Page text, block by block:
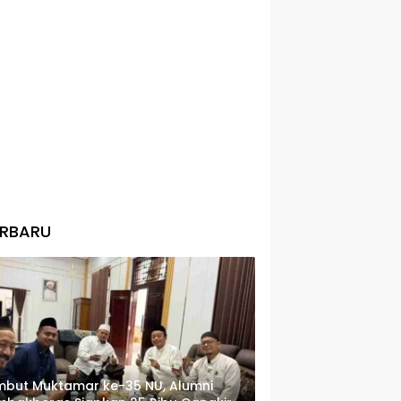
Muktamar ke-35 NU, Alumni